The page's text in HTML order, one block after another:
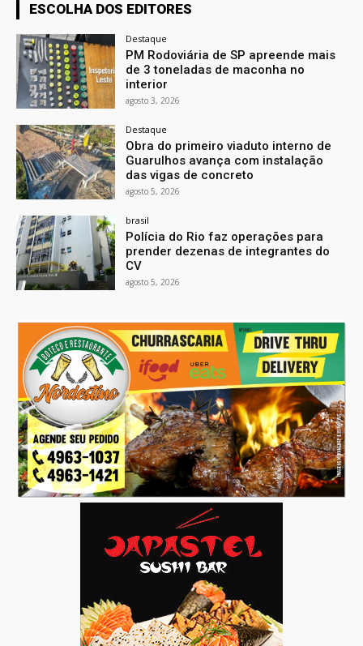
ESCOLHA DOS EDITORES
Destaque
PM Rodoviária de SP apreende mais
de 3 toneladas de maconha no
interior
agosto 3, 2026
Destaque
Obra do primeiro viaduto interno de
Guarulhos avança com instalação
das vigas de concreto
agosto 5, 2026
brasil
Polícia do Rio faz operações para
prender dezenas de integrantes do
CV
agosto 5, 2026